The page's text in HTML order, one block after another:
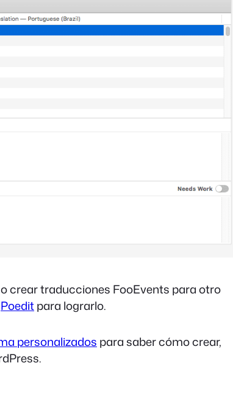
crear traducciones FooEvents para otro
Poeditpara lograrlo.
personalizados para saber cómo crear,